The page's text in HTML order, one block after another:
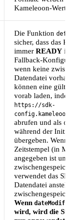
Kameleoon-Wert
Die Funktion
sicher, dass das
immer READY
Fallback-
wenn keine
Datendatei
können eine
vorab laden,
https://sdk-
abrufen und als
während der
übergeben.
Zeitstempel (in
angegeben ist
verwendet das
Datendatei
Wenn
wird, wird die